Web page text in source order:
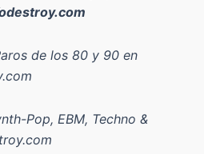
de los 80 y 90 en
Pop, EBM, Techno &